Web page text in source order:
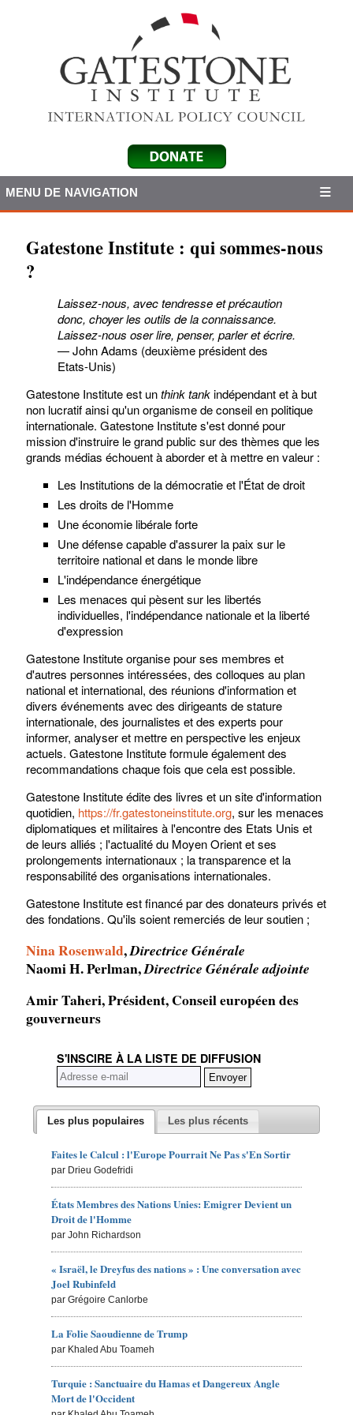
MENU DE NAVIGATION
Gatestone Institute : qui sommes-nous
?
Laissez-nous, avec tendresse et précaution
donc, choyer les outils de la connaissance.
Laissez-nous oser lire, penser, parler et écrire.
— John Adams (deuxième président des
Etats-Unis)
Gatestone Institute est unthink tankindépendant et à but
non lucratif ainsi qu'un organisme de conseil en politique
internationale. Gatestone Institute s'est donné pour
mission d'instruire le grand public sur des thèmes que les
grands médias échouent à aborder et à mettre en valeur :
Les Institutions de la démocratie et l'État de droit
Les droits de l'Homme
Une économie libérale forte
Une défense capable d'assurer la paix sur le
territoire national et dans le monde libre
L'indépendance énergétique
Les menaces qui pèsent sur les libertés
individuelles, l'indépendance nationale et la liberté
d'expression
Gatestone Institute organise pour ses membres et
d'autres personnes intéressées, des colloques au plan
national et international, des réunions d'information et
divers événements avec des dirigeants de stature
internationale, des journalistes et des experts pour
informer, analyser et mettre en perspective les enjeux
actuels. Gatestone Institute formule également des
recommandations chaque fois que cela est possible.
Gatestone Institute édite des livres et un site d'information
quotidien, https://fr.gatestoneinstitute.org, sur les menaces
diplomatiques et militaires à l'encontre des Etats Unis et
de leurs alliés ; l'actualité du Moyen Orient et ses
prolongements internationaux ; la transparence et la
responsabilité des organisations internationales.
Gatestone Institute est financé par des donateurs privés et
des fondations. Qu'ils soient remerciés de leur soutien ;
Nina Rosenwald,Directrice Générale
Naomi H. Perlman,Directrice Générale adjointe
Amir Taheri, Président, Conseil européen des
gouverneurs
S'INSCIRE À LA LISTE DE DIFFUSION
Les plus populaires Les plus récents
Faites le Calcul : l'Europe Pourrait Ne Pas s'En Sortir
par Drieu Godefridi
États Membres des Nations Unies: Emigrer Devient un
Droit de l'Homme
par John Richardson
« Israël, le Dreyfus des nations » : Une conversation avec
Joel Rubinfeld
par Grégoire Canlorbe
La Folie Saoudienne de Trump
par Khaled Abu Toameh
Turquie : Sanctuaire du Hamas et Dangereux Angle
Mort de l'Occident